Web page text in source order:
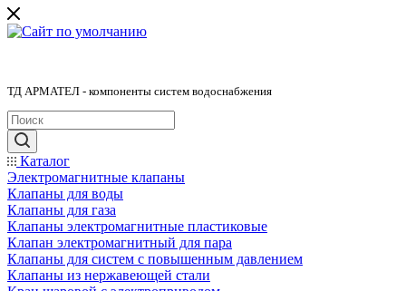
ТД АРМАТЕЛ - компоненты систем водоснабжения
Каталог
Электромагнитные клапаны
Клапаны для воды
Клапаны для газа
Клапаны электромагнитные пластиковые
Клапан электромагнитный для пара
Клапаны для систем с повышенным давлением
Клапаны из нержавеющей стали